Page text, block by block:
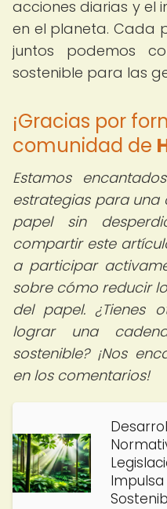
acciones diarias y el
en el planeta. Cada
juntos podemos
sostenible para las
¡Gracias por
comunidad de
Estamos
estrategias para una
papel sin
compartir este
a participar
sobre cómo reducir
del papel. ¿Tienes
lograr una
sostenible? ¡Nos
en los comentarios!